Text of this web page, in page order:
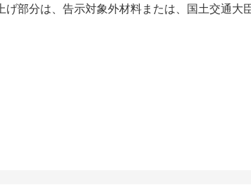
げ部分は、告示対象外材料または、国土交